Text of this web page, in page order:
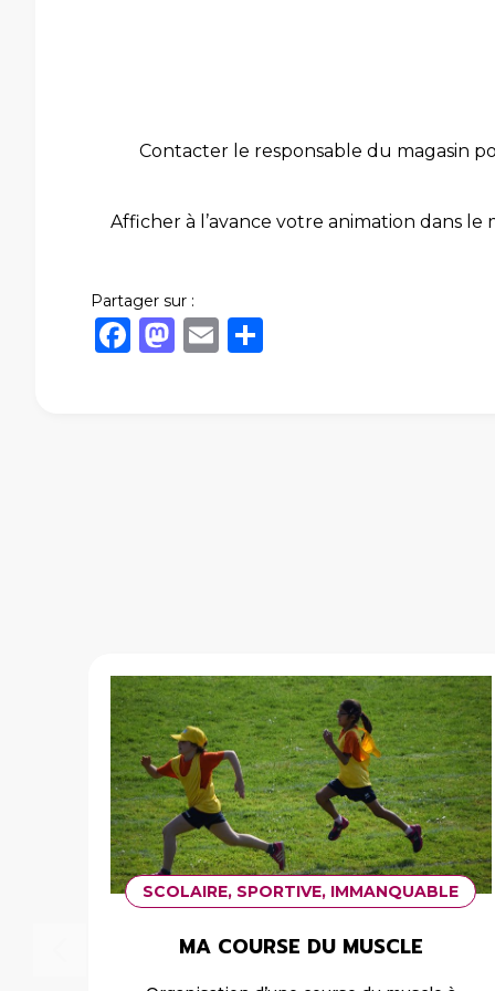
Contacter le responsable du magasin
Afficher à l’avance votre animation dans
Partager sur :
Facebook
Mastodon
Email
SCOLAIRE, SPORTIVE, IMMANQUABLE
MA COURSE DU MUSCLE